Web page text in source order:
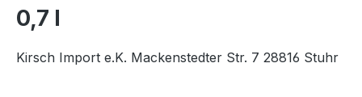
0,7 l
Kirsch Import e.K. Mackenstedter Str. 7 28816 Stuhr